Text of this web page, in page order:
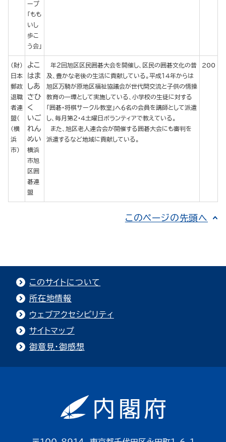
ープ
「もも
いし
歩こ
う会」
（財）
日本
郵政
退職
者連
盟（
（横
浜
市）
よこ
はま
しあ
さひ
く
いご
れん
めい
横浜
市旭
区囲
碁連
盟
年２回旭区区民囲碁大会を開催し、区民の囲碁文化の普
及、豊かな老後の生活に貢献している。平成１４年からは
旭区万騎が原地区福祉協議会が世代間交流と子供の情操
教育の一環として実施している、小学校の生徒に対する
「囲碁・将棋サークル教室」へ６名の会員を講師として派遣
し、毎月第２・４土曜日ボランティアで教えている。
また、旭区老人連合会が開催する囲碁大会にも審判を
派遣するなど地域に貢献している。
200
このページの先頭へ
このサイトについて
所在地情報
ウェブアクセシビリティ
サイトマップ
御意見・御感想